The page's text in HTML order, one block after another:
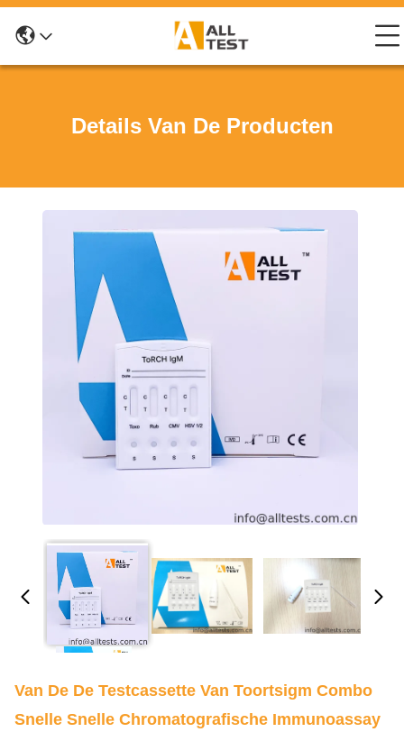
Details Van De Producten
Van De De Testcassette Van Toortsigm Combo
Snelle Snelle Chromatografische Immunoassay